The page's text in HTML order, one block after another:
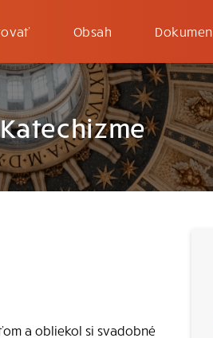
Obsah
a obliekol si svadobné